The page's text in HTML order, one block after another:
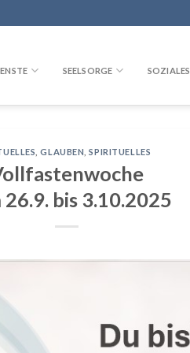
SEELSORGE SOZIALES
,GLAUBEN ,SPIRITUELLES
bis 3.10.2025